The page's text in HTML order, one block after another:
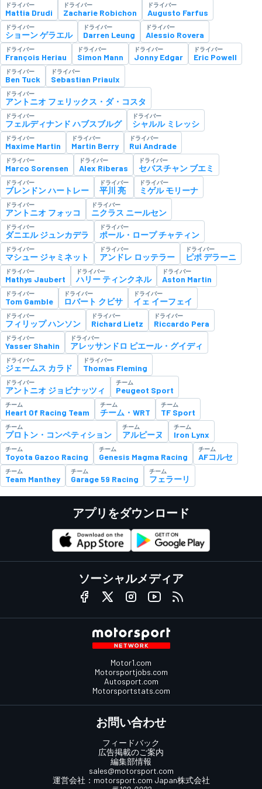
ドライバー
Mattia Drudi
ドライバー
Zacharie Robichon
ドライバー
Augusto Farfus
ドライバー
ショーン ゲラエル
ドライバー
Darren Leung
ドライバー
Alessio Rovera
ドライバー
François Heriau
ドライバー
Simon Mann
ドライバー
Jonny Edgar
ドライバー
Eric Powell
ドライバー
Ben Tuck
ドライバー
Sebastian Priaulx
ドライバー
アントニオ フェリックス・ダ・コスタ
ドライバー
フェルディナンド ハブスブルグ
ドライバー
シャルル ミレッシ
ドライバー
Maxime Martin
ドライバー
Martin Berry
ドライバー
Rui Andrade
ドライバー
Marco Sorensen
ドライバー
Alex Riberas
ドライバー
セバスチャン ブエミ
ドライバー
ブレンドン ハートレー
ドライバー
平川 亮
ドライバー
ミゲル モリーナ
ドライバー
アントニオ フォッコ
ドライバー
ニクラス ニールセン
ドライバー
ダニエル ジュンカデラ
ドライバー
ポール・ロープ チャティン
ドライバー
マシュー ジャミネット
ドライバー
アンドレ ロッテラー
ドライバー
ピポ デラーニ
ドライバー
Mathys Jaubert
ドライバー
ハリー ティンクネル
ドライバー
Aston Martin
ドライバー
Tom Gamble
ドライバー
ロバート クビサ
ドライバー
イェ イーフェイ
ドライバー
フィリップ ハンソン
ドライバー
Richard Lietz
ドライバー
Riccardo Pera
ドライバー
Yasser Shahin
ドライバー
アレッサンドロ ピエール・グイディ
ドライバー
ジェームス カラド
ドライバー
Thomas Fleming
ドライバー
アントニオ ジョビナッツィ
チーム
Peugeot Sport
チーム
Heart Of Racing Team
チーム
チーム・WRT
チーム
TF Sport
チーム
プロトン・コンペティション
チーム
アルピーヌ
チーム
Iron Lynx
チーム
Toyota Gazoo Racing
チーム
Genesis Magma Racing
チーム
AFコルセ
チーム
Team Manthey
チーム
Garage 59 Racing
チーム
フェラーリ
アプリをダウンロード
ソーシャルメディア
Motor1.com
Motorsportjobs.com
Autosport.com
Motorsportstats.com
お問い合わせ
フィードバック
広告掲載のご案内
編集部情報
sales@motorsport.com
運営会社： motorsport.com Japan株式会社